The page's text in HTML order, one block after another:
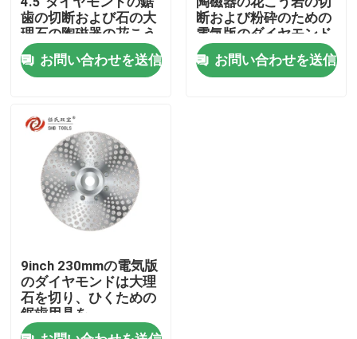
私達について
工場旅行
品質管理
私達に連絡しなさい
引用を要求しなさい
ダイヤモンドの切断の鋸歯
電気版のダイヤモンドの鋸歯
歯の切断および石の大
理石の陶磁器の花こう
岩のための230MMを
ひくこと
お問い合わせを送信
断および粉砕のための
電気版のダイヤモンド
の鋸歯125MM
お問い合わせを送信
9inch 230mmの電気版
のダイヤモンドは大理
石を切り、ひくための
鋸歯用具を